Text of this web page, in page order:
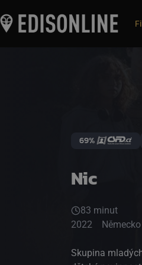
Nic
69%
83 minut
2022
Skupina